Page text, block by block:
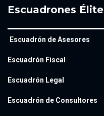
Escuadrones Élite
Escuadrón de Asesores
Escuadrón Fiscal
Escuadrón Legal
Escuadrón de Consultores